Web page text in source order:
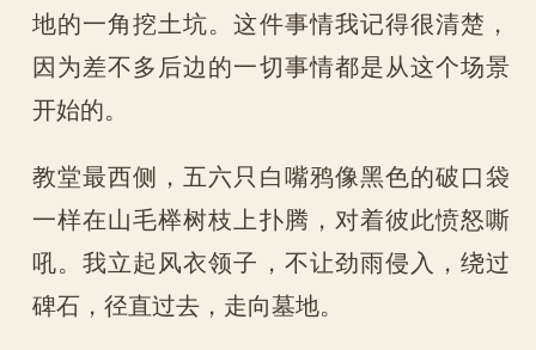
地的一角挖土坑。这件事情我记得很清楚，
因为差不多后边的一切事情都是从这个场景
开始的。
教堂最西侧，五六只白嘴鸦像黑色的破口袋
一样在山毛榉树枝上扑腾，对着彼此愤怒嘶
吼。我立起风衣领子，不让劲雨侵入，绕过
碑石，径直过去，走向墓地。